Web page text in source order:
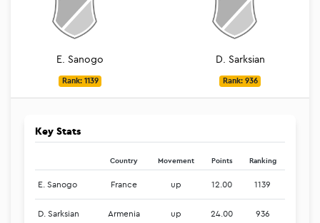
E. Sanogo
Rank: 1139
D. Sarksian
Rank: 936
Key Stats
Country Movement Points Ranking
E. Sanogo France up 12.00 1139
D. Sarksian Armenia up 24.00 936